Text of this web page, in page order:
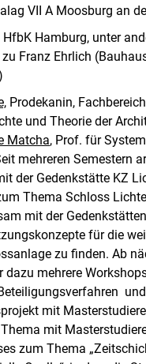
VII A Moosburg an
HfbK Hamburg, unter
Franz Ehrlich
Prodekanin,
und Theorie der
Matcha, Prof. für
mehreren Semestern
der Gedenkstätte KZ
Thema Schloss
mit der
für die
zu finden. Ab
dazu mehrere
mit
mit
zum Thema